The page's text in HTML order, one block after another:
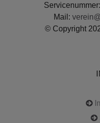
Servicenummer:
Mail:
© Copyright